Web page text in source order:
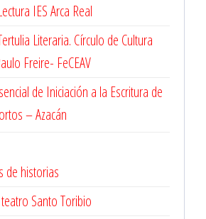
IES Arca Real
Literaria. Círculo de Cultura
Freire- FeCEAV
de Iniciación a la Escritura de
– Azacán
de historias
Santo Toribio